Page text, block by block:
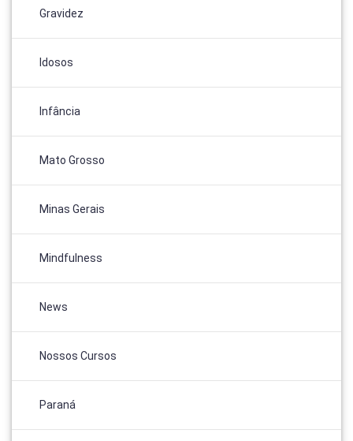
Gravidez
Idosos
Infância
Mato Grosso
Minas Gerais
Mindfulness
News
Nossos Cursos
Paraná